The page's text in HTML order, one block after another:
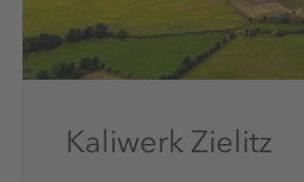
Kaliwerk Zielitz